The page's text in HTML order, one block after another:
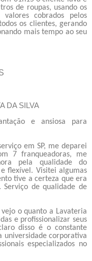
de roupas, usando os
valores cobrados pelos
os clientes, gerando
mais tempo ao seu
DA SILVA
e ansiosa para
em SP, me deparei
7 franqueadoras, me
pela qualidade do
flexível. Visitei algumas
tive a certeza que era
de qualidade de
o quanto a Lavateria
e profissionalizar seus
disso é o constante
universidade corporativa
especializados no